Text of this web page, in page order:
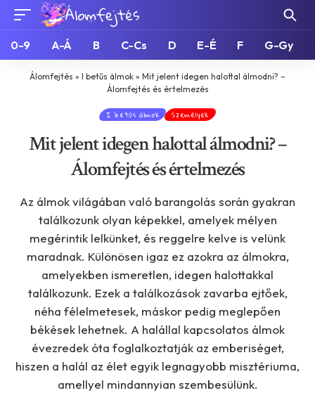
0-9 A-Á B C-Cs D E-É F G-Gy
Álomfejtés » I betűs álmok » Mit jelent idegen halottal álmodni? –
Álomfejtés és értelmezés
I betűs álmok Személyek
Mit jelent idegen halottal álmodni? –
Álomfejtés és értelmezés
Az álmok világában való barangolás során gyakran
találkozunk olyan képekkel, amelyek mélyen
megérintik lelkünket, és reggelre kelve is velünk
maradnak. Különösen igaz ez azokra az álmokra,
amelyekben ismeretlen, idegen halottakkal
találkozunk. Ezek a találkozások zavarba ejtőek,
néha félelmetesek, máskor pedig meglepően
békések lehetnek. A halállal kapcsolatos álmok
évezredek óta foglalkoztatják az emberiséget,
hiszen a halál az élet egyik legnagyobb misztériuma,
amellyel mindannyian szembesülünk.